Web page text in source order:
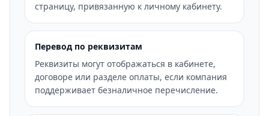
страницу, привязанную к личному кабинету.
Перевод по реквизитам
Реквизиты могут отображаться в кабинете,
договоре или разделе оплаты, если компания
поддерживает безналичное перечисление.